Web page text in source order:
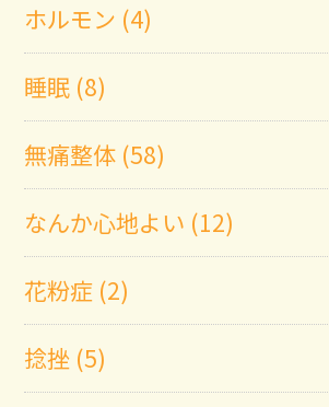
ホルモン (4)
睡眠 (8)
無痛整体 (58)
なんか心地よい (12)
花粉症 (2)
捻挫 (5)